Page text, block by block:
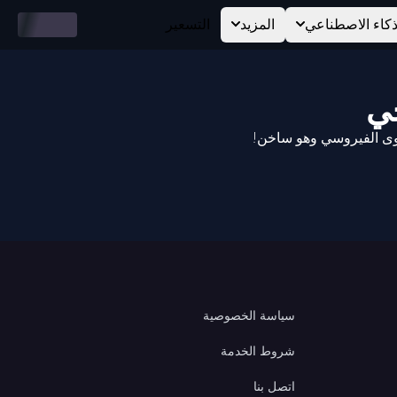
الاصطناعي المزيد التسعير
سياسة الخصوصية
شروط الخدمة
اتصل بنا